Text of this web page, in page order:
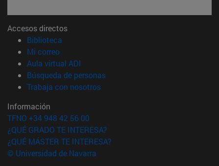
Accesos directos
Biblioteca
Mi correo(abre en nueva ventana)
Aula virtual ADI
Búsqueda de personas(abre en nueva ventana)
Trabaja con nosotros(abre en nueva ventana)
Información
TFNO +34 948 42 56 00
¿QUÉ GRADO TE INTERESA?
¿QUÉ MÁSTER TE INTERESA?
© Universidad de Navarra